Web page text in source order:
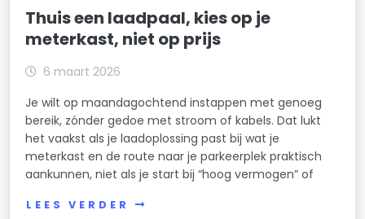
Thuis een laadpaal, kies op je
meterkast, niet op prijs
6 maart 2026
Je wilt op maandagochtend instappen met genoeg
bereik, zónder gedoe met stroom of kabels. Dat lukt
het vaakst als je laadoplossing past bij wat je
meterkast en de route naar je parkeerplek praktisch
aankunnen, niet als je start bij “hoog vermogen” of
LEES VERDER